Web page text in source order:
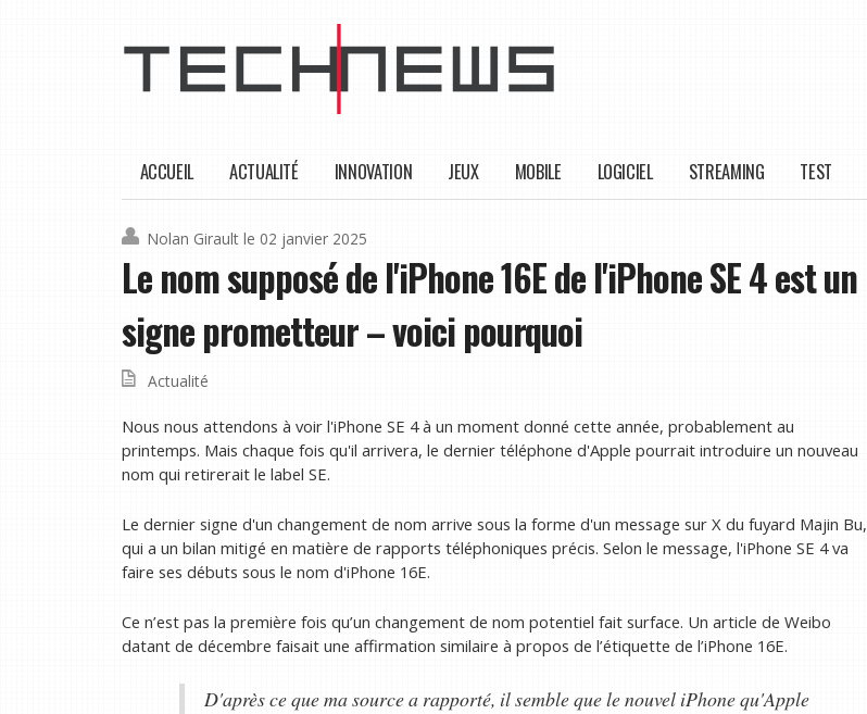
ACCUEIL ACTUALITÉ INNOVATION JEUX MOBILE LOGICIEL STREAMING TEST
Nolan Girault le 02 janvier 2025
Le nom supposé de l'iPhone 16E de l'iPhone SE 4 est un
signe prometteur – voici pourquoi
Actualité
Nous nous attendons à voir l'iPhone SE 4 à un moment donné cette année, probablement au
printemps. Mais chaque fois qu'il arrivera, le dernier téléphone d'Apple pourrait introduire un nouveau
nom qui retirerait le label SE.
Le dernier signe d'un changement de nom arrive sous la forme d'un message sur X du fuyard Majin Bu,
qui a un bilan mitigé en matière de rapports téléphoniques précis. Selon le message, l'iPhone SE 4 va
faire ses débuts sous le nom d'iPhone 16E.
Ce n’est pas la première fois qu’un changement de nom potentiel fait surface. Un article de Weibo
datant de décembre faisait une affirmation similaire à propos de l’étiquette de l’iPhone 16E.
D'après ce que ma source a rapporté, il semble que le nouvel iPhone qu'Apple